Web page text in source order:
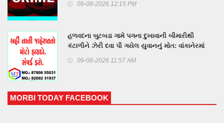
09-08-2026 12:15 PM
હળવદના બુટબડા ગામે પગના દુખાવાની બીમારીથી
કંટાળીને ઝેરી દવા પી ગયેલ યુવાનનું મોત: વાંકાનેરમાં
09-08-2026 11:57 AM
MORBI TODAY FACEBOOK